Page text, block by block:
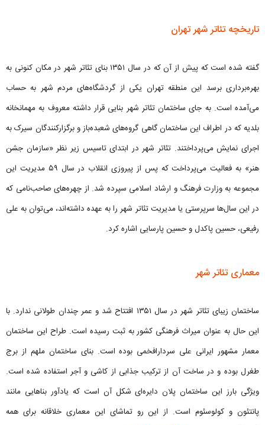
تاریخچه تئاتر شهر تهران
گفته شده است که پیش از آن که در سال ۱۳۵۱ بنای تئاتر شهر در مکان کنونی به
بهره‌برداری برسد این منطقه تهران یکی از گردشگاه‌های مردم شهر به حساب
می‌آمده است. به جای ساختمان تئاتر شهر بنایی قرار داشته معروف به مهمانخانه
بلدیه که در اطراف این ساختمان گاهی گروه‌های شعبده‌باز و برگزارکنندگان سیرک به
اجرای نمایش می‌پرداختند. تئاتر شهر در ابتدای تاسیس زیر نظر «سازمان جشن
هنر» به فعالیت می‌پرداخت که پس از پیروزی انقلاب در سال ۵۹ مدیریت این
مجموعه به وزارت فرهنگ و ارشاد اسلامی سپرده شد. از چهره‌های صاحب‌نامی که
در این سال‌ها سرپرستی یا مدیریت تئاتر شهر را به عهده داشته‌اند، می‌توان به علی
رفیعی، حسین پاکدل و حسین پارسایی اشاره کرد.
معماری تئاتر شهر
ساختمان زیبای تئاتر شهر در سال ۱۳۵۱ افتتاح شد و عمر چندان طولانی ندارد. با
این حال به عنوان میراث فرهنگی کشور به ثبت رسیده است. طراح این ساختمان
معمار مشهور ایرانی علی سردارافخمی بوده است. بنای ساختمان ملهم از برج
طغرل بوده و در ساخت آن از ترکیب جذابی از کاشی و آجر استفاده شده است.
ویژگی بارز این ساختمان پلان دایره‌ای شکل آن است که یادآور بناهایی مانند
پانتئون و کولوسئوم است. از این رو تماشای این معماری خلاقانه برای همه